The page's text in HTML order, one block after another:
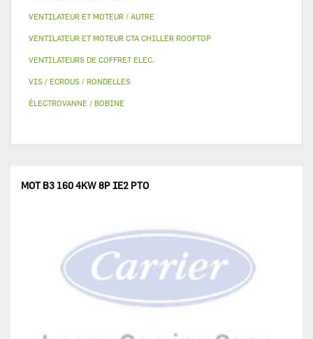
VENTILATEUR ET MOTEUR / AUTRE
VENTILATEUR ET MOTEUR CTA CHILLER ROOFTOP
VENTILATEURS DE COFFRET ELEC.
VIS / ECROUS / RONDELLES
ÉLECTROVANNE / BOBINE
MOT B3 160 4KW 8P IE2 PTO